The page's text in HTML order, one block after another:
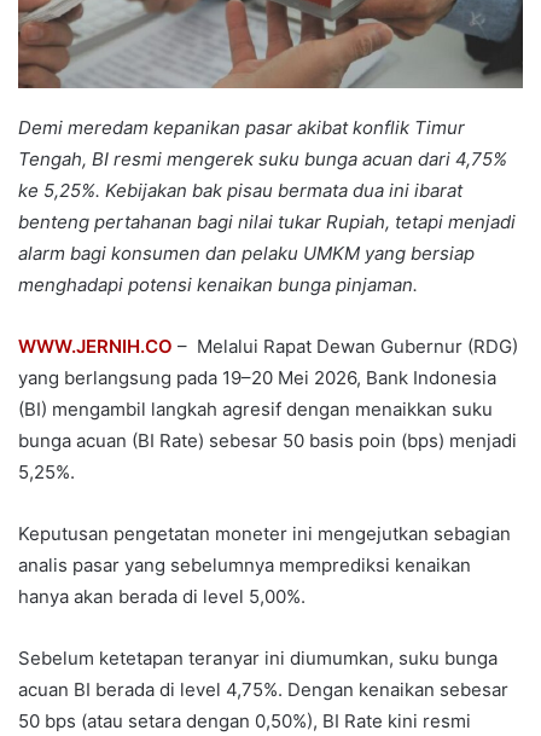
Demi meredam kepanikan pasar akibat konflik Timur
Tengah, BI resmi mengerek suku bunga acuan dari 4,75%
ke 5,25%. Kebijakan bak pisau bermata dua ini ibarat
benteng pertahanan bagi nilai tukar Rupiah, tetapi menjadi
alarm bagi konsumen dan pelaku UMKM yang bersiap
menghadapi potensi kenaikan bunga pinjaman.
WWW.JERNIH.CO – Melalui Rapat Dewan Gubernur (RDG)
yang berlangsung pada 19–20 Mei 2026, Bank Indonesia
(BI) mengambil langkah agresif dengan menaikkan suku
bunga acuan (BI Rate) sebesar 50 basis poin (bps) menjadi
5,25%.
Keputusan pengetatan moneter ini mengejutkan sebagian
analis pasar yang sebelumnya memprediksi kenaikan
hanya akan berada di level 5,00%.
Sebelum ketetapan teranyar ini diumumkan, suku bunga
acuan BI berada di level 4,75%. Dengan kenaikan sebesar
50 bps (atau setara dengan 0,50%), BI Rate kini resmi